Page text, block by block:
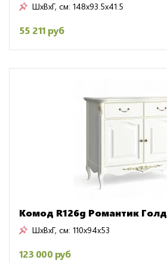
ШxВxГ, см: 148x93.5x41.5
55 211 руб
Комод R126g Романтик Голд
ШxВxГ, см: 110x94x53
123 000 руб